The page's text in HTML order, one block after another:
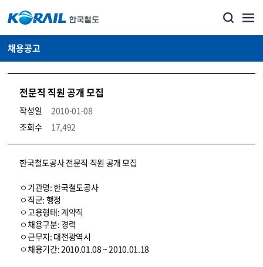
채용공고
전문직 직원 공개 모집
작성일
2010-01-08
조회수
17,492
코레일소개_경영공시_채용공고 상세보기 – 내용, 파일, 담당자 연락처로 구성
한국철도공사 전문직 직원 공개 모집
ㅇ기관명: 한국철도공사
ㅇ직군: 행정
ㅇ고용형태: 계약직
ㅇ채용구분: 경력
ㅇ근무지: 대전광역시
ㅇ채용기간: 2010.01.08 ~ 2010.01.18